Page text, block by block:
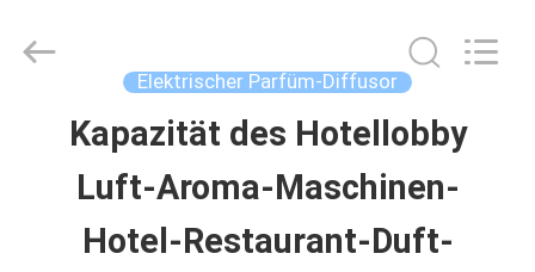
HAUS
PRODUKTE
Online
Elektrischer Parfüm-Diffusor
Kapazität des Hotellobby
Luft-Aroma-Maschinen-
Hotel-Restaurant-Duft-